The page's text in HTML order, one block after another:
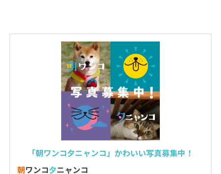
「朝ワンコ夕ニャンコ」かわいい写真募集中！
朝ワンコ夕ニャンコ